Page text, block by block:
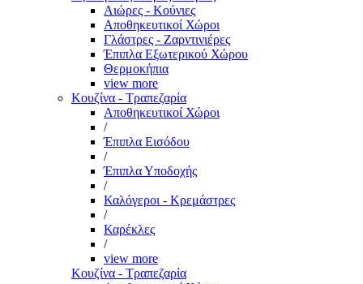
Αιώρες - Κούνιες
Αποθηκευτικοί Χώροι
Γλάστρες - Ζαρντινιέρες
Έπιπλα Εξωτερικού Χώρου
Θερμοκήπια
view more
Κουζίνα - Τραπεζαρία
Αποθηκευτικοί Χώροι
/
Έπιπλα Εισόδου
/
Έπιπλα Υποδοχής
/
Καλόγεροι - Κρεμάστρες
/
Καρέκλες
/
view more
Κουζίνα - Τραπεζαρία